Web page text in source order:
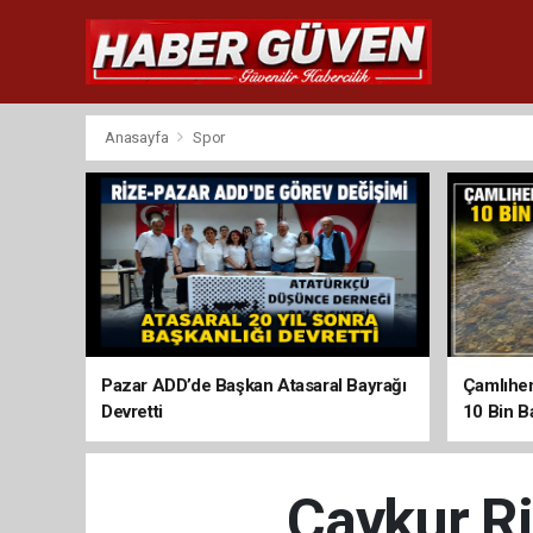
Anasayfa Spor
Pazar ADD’de Başkan Atasaral Bayrağı
Devretti
10 Bin